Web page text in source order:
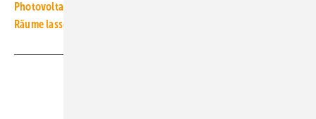
Photovoltaikstrom vom eigenen Dach für Großtankproduktion
Räume lassen sich auch über Heizkörper kühlen